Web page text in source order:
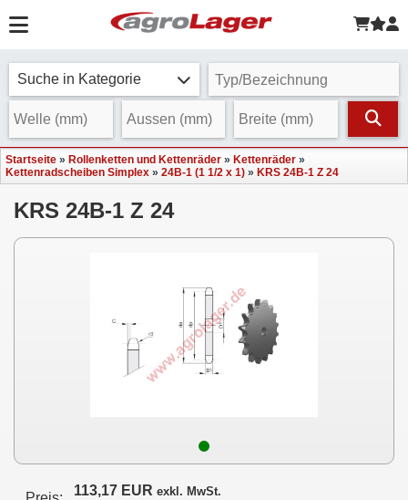
Suche in Kategorie
Startseite » Rollenketten und Kettenräder » Kettenräder »
Kettenradscheiben Simplex » 24B-1 (1 1/2 x 1) » KRS 24B-1 Z 24
KRS 24B-1 Z 24
113,17 EUR exkl. MwSt.